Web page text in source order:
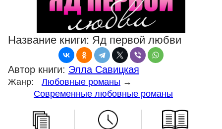
Название книги: Яд первой любви
Автор книги: Элла Савицкая
Жанр: Любовные романы →
Современные любовные романы